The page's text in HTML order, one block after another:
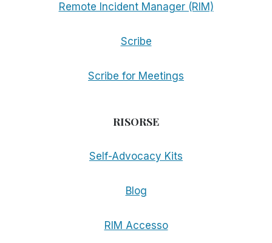
Remote Incident Manager (RIM)
Scribe
Scribe for Meetings
RISORSE
Self-Advocacy Kits
Blog
RIM Accesso